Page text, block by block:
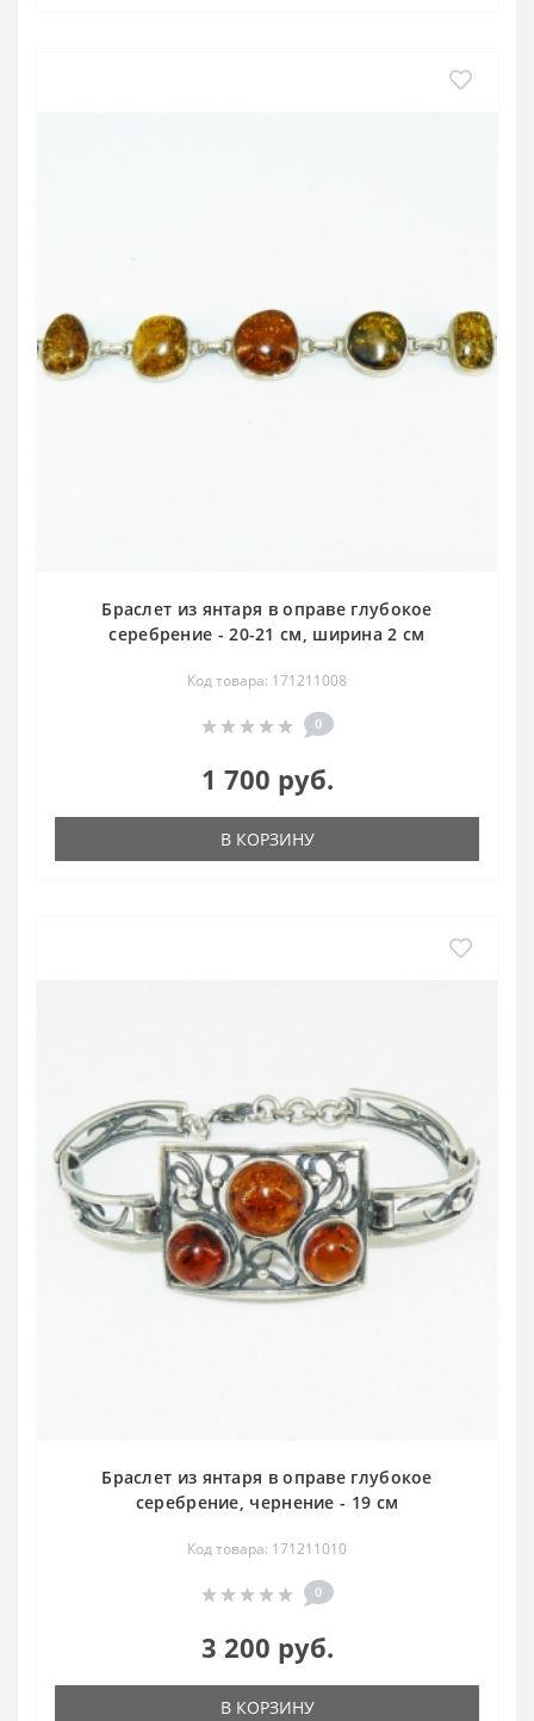
Браслет из янтаря в оправе глубокое
серебрение - 20-21 см, ширина 2 см
Код товара: 171211008
0
1 700 руб.
В КОРЗИНУ
Браслет из янтаря в оправе глубокое
серебрение, чернение - 19 см
Код товара: 171211010
0
3 200 руб.
В КОРЗИНУ